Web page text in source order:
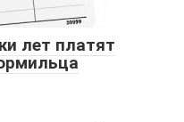
лет платят